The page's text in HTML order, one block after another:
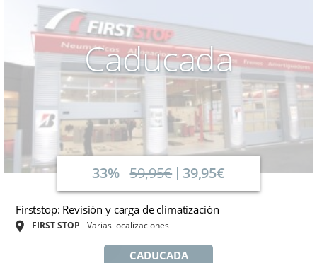
Caducada
33% 59,95€ 39,95€
Firststop: Revisión y carga de climatización
FIRST STOP Varias localizaciones
CADUCADA